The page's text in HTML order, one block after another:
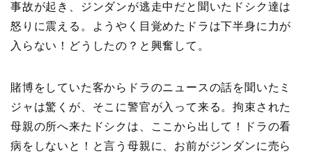
事故が起き、ジンダンが逃走中だと聞いたドシク達は
怒りに震える。ようやく目覚めたドラは下半身に力が
入らない！どうしたの？と興奮して。
賭博をしていた客からドラのニュースの話を聞いたミ
ジャは驚くが、そこに警官が入って来る。拘束された
母親の所へ来たドシクは、ここから出して！ドラの看
病をしないと！と言う母親に、お前がジンダンに売ら